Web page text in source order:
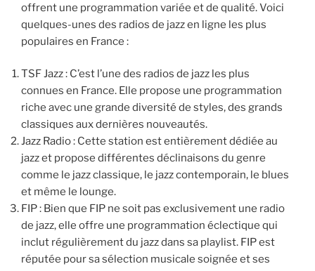
offrent une programmation variée et de qualité. Voici
quelques-unes des radios de jazz en ligne les plus
populaires en France :
TSF Jazz : C’est l’une des radios de jazz les plus
connues en France. Elle propose une programmation
riche avec une grande diversité de styles, des grands
classiques aux dernières nouveautés.
Jazz Radio : Cette station est entièrement dédiée au
jazz et propose différentes déclinaisons du genre
comme le jazz classique, le jazz contemporain, le blues
et même le lounge.
FIP : Bien que FIP ne soit pas exclusivement une radio
de jazz, elle offre une programmation éclectique qui
inclut régulièrement du jazz dans sa playlist. FIP est
réputée pour sa sélection musicale soignée et ses